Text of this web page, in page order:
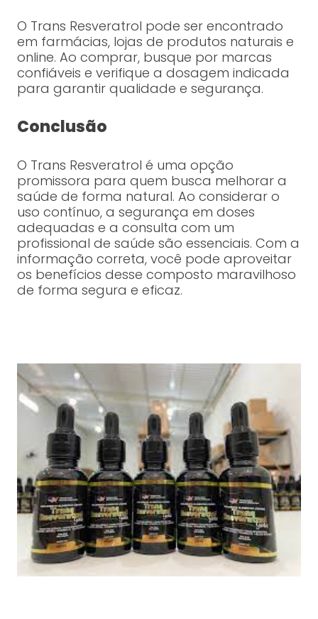
O Trans Resveratrol pode ser encontrado
em farmácias, lojas de produtos naturais e
online. Ao comprar, busque por marcas
confiáveis e verifique a dosagem indicada
para garantir qualidade e segurança.
Conclusão
O Trans Resveratrol é uma opção
promissora para quem busca melhorar a
saúde de forma natural. Ao considerar o
uso contínuo, a segurança em doses
adequadas e a consulta com um
profissional de saúde são essenciais. Com a
informação correta, você pode aproveitar
os benefícios desse composto maravilhoso
de forma segura e eficaz.